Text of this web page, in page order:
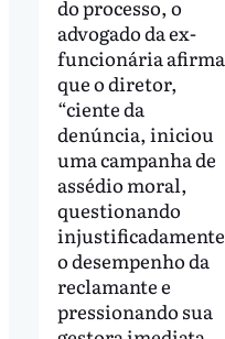
do processo, o
advogado da ex-
funcionária afirma
que o diretor,
“ciente da
denúncia, iniciou
uma campanha de
assédio moral,
questionando
injustificadamente
o desempenho da
reclamante e
pressionando sua